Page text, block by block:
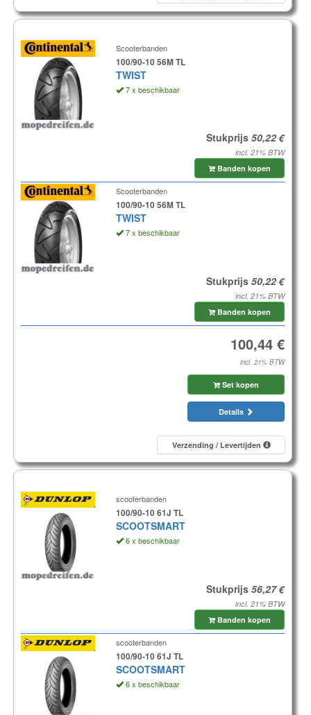
Scooterbanden
100/90-10 56M TL
TWIST
7 x beschikbaar
Stukprijs
incl. 21% BTW
Banden kopen
Scooterbanden
100/90-10 56M TL
TWIST
7 x beschikbaar
Stukprijs
incl. 21% BTW
Banden kopen
incl. 21% BTW
Set kopen
Details
Verzending / Levertijden
scooterbanden
100/90-10 61J TL
SCOOTSMART
6 x beschikbaar
Stukprijs
incl. 21% BTW
Banden kopen
scooterbanden
100/90-10 61J TL
SCOOTSMART
6 x beschikbaar